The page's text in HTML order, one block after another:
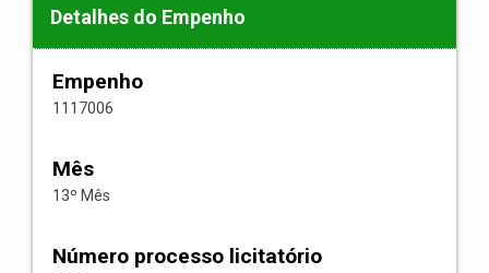
Detalhes do Empenho
Empenho
1117006
Mês
13º Mês
Número processo licitatório